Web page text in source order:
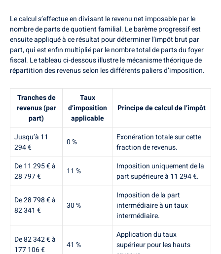
Le calcul s’effectue en divisant le revenu net imposable par le
nombre de parts de quotient familial. Le barème progressif est
ensuite appliqué à ce résultat pour déterminer l’impôt brut par
part, qui est enfin multiplié par le nombre total de parts du foyer
fiscal. Le tableau ci-dessous illustre le mécanisme théorique de
répartition des revenus selon les différents paliers d’imposition.
Tranches de
revenus (par
part)
Taux
d’imposition
applicable
Principe de calcul de l’impôt
Jusqu’à 11
294 €
0 %
Exonération totale sur cette
fraction de revenus.
De 11 295 € à
28 797 €
11 %
Imposition uniquement de la
part supérieure à 11 294 €.
De 28 798 € à
82 341 €
30 %
Imposition de la part
intermédiaire à un taux
intermédiaire.
De 82 342 € à
177 106 €
41 %
Application du taux
supérieur pour les hauts